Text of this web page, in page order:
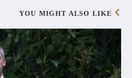
YOU MIGHT ALSO LIKE